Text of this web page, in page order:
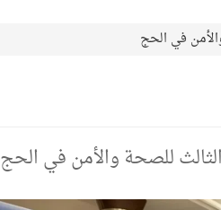
في الحج
للصحة والأمن في الحج